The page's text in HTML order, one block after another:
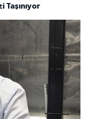
Taşınıyor